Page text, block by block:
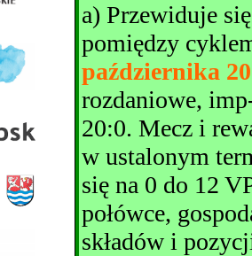
a) Przewiduje
pomiędzy
października
rozdaniowe,
20:0. Mecz i
w ustalonym
się na 0 do 12
połówce,
składów i